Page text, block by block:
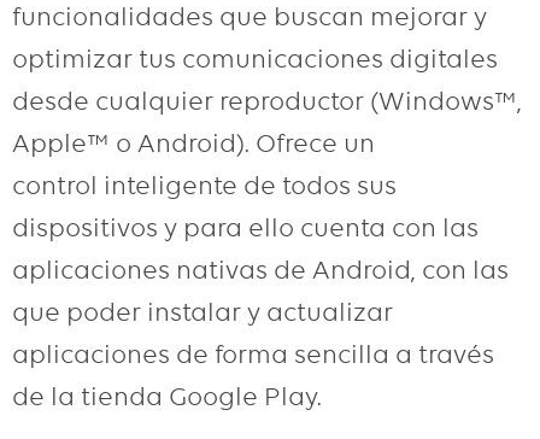
funcionalidades que buscan mejorar y
optimizar tus comunicaciones digitales
desde cualquier reproductor (Windows™,
Apple™ o Android). Ofrece un
control inteligente de todos sus
dispositivos y para ello cuenta con las
aplicaciones nativas de Android, con las
que poder instalar y actualizar
aplicaciones de forma sencilla a través
de la tienda Google Play.